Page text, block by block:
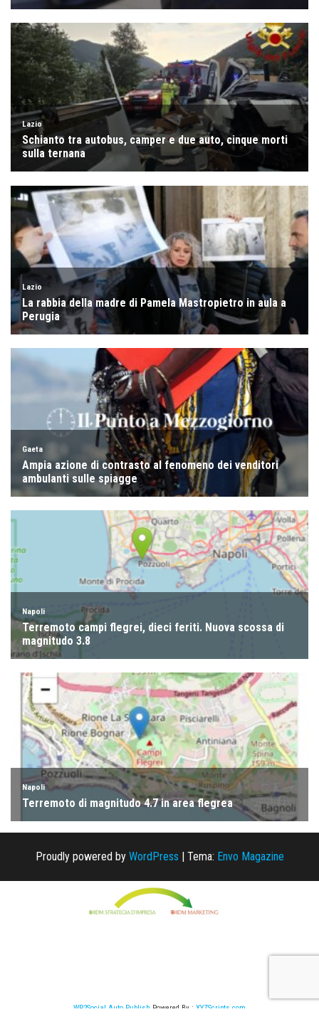
Proudly powered by WordPress Tema: Envo Magazine
WP2Social Auto Publish Powered By : XYZScripts.com